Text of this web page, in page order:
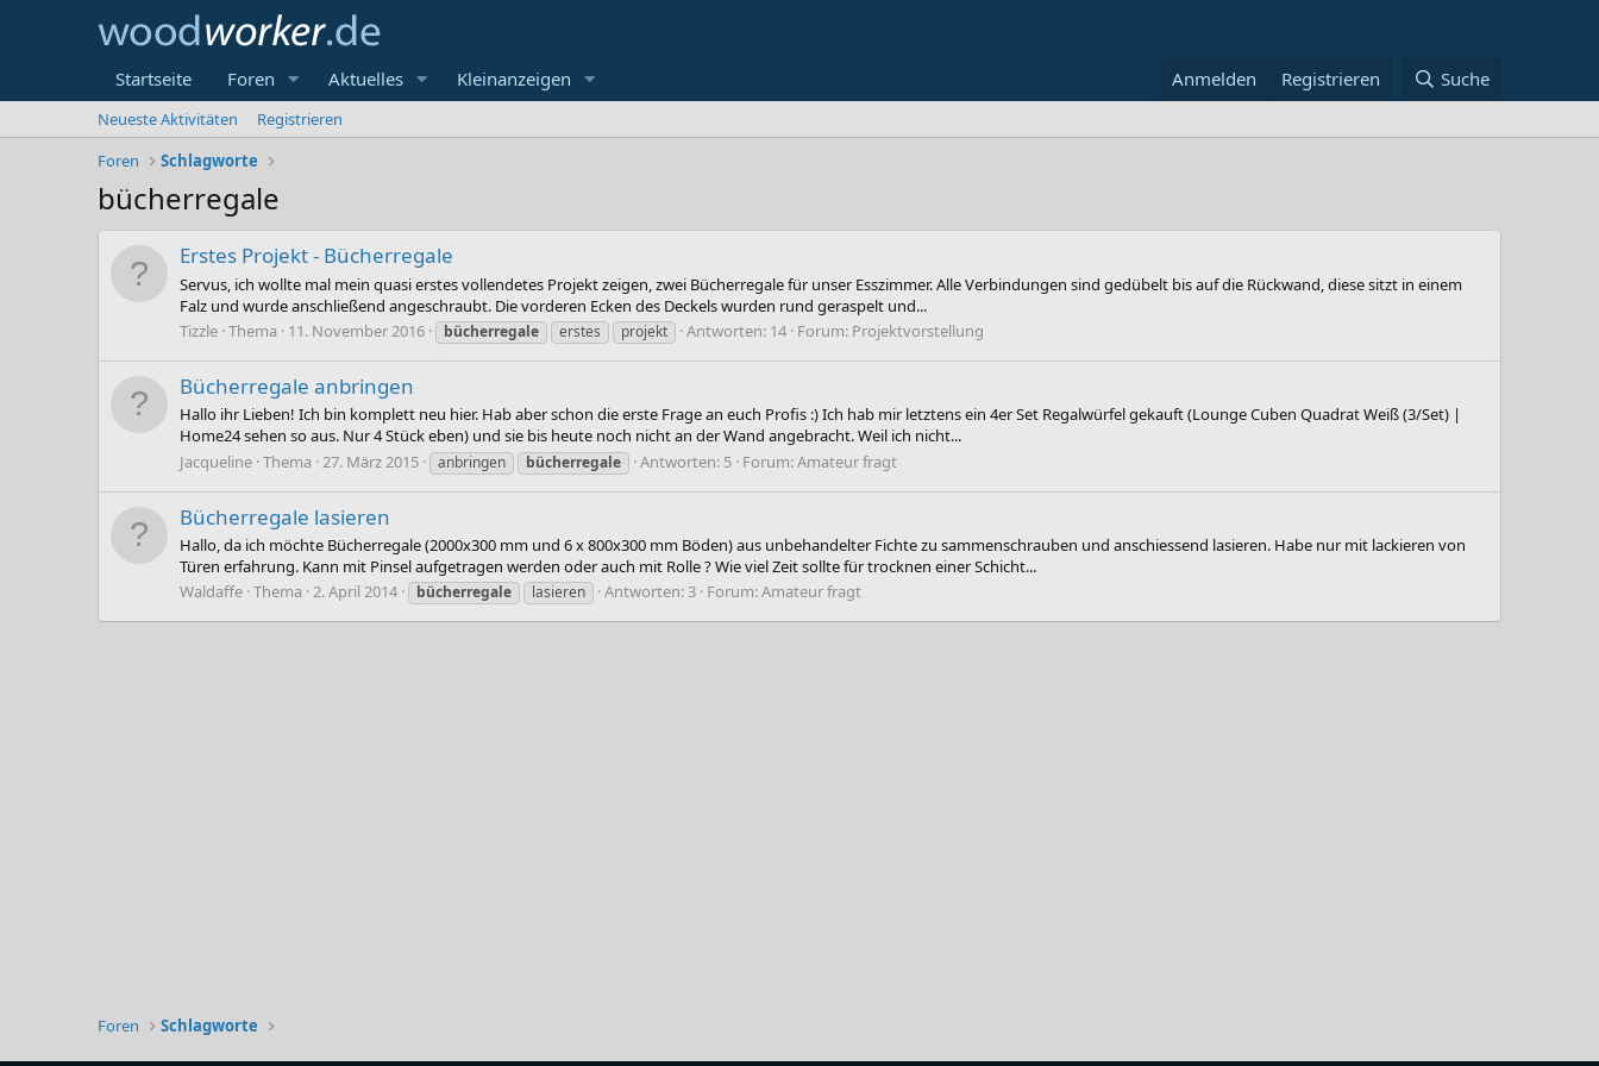
Startseite Foren Aktuelles Kleinanzeigen Anmelden Registrieren Suche
Neueste Aktivitäten
Registrieren
Foren
Schlagworte
bücherregale
Erstes Projekt - Bücherregale
Servus, ich wollte mal mein quasi erstes vollendetes Projekt zeigen, zwei Bücherregale für unser Esszimmer. Alle Verbindungen sind gedübelt bis auf die Rückwand, diese sitzt in einem
Falz und wurde anschließend angeschraubt. Die vorderen Ecken des Deckels wurden rund geraspelt und...
Tizzle Thema 11. November 2016 bücherregale erstes projekt Antworten: 14 Forum: Projektvorstellung
Bücherregale anbringen
Hallo ihr Lieben! Ich bin komplett neu hier. Hab aber schon die erste Frage an euch Profis :) Ich hab mir letztens ein 4er Set Regalwürfel gekauft (Lounge Cuben Quadrat Weiß (3/Set) |
Home24 sehen so aus. Nur 4 Stück eben) und sie bis heute noch nicht an der Wand angebracht. Weil ich nicht...
Jacqueline Thema 27. März 2015 anbringen bücherregale Antworten: 5 Forum:Amateur fragt
Bücherregale lasieren
Hallo, da ich möchte Bücherregale (2000x300 mm und 6 x 800x300 mm Böden) aus unbehandelter Fichte zu sammenschrauben und anschiessend lasieren. Habe nur mit lackieren von
Türen erfahrung. Kann mit Pinsel aufgetragen werden oder auch mit Rolle ? Wie viel Zeit sollte für trocknen einer Schicht...
Waldaffe Thema 2. April 2014 bücherregale lasieren Antworten: 3 Forum:Amateur fragt
Foren Schlagworte